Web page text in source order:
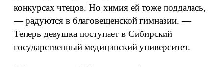
конкурсах чтецов. Но химия ей тоже поддалась,
— радуются в благовещенской гимназии. —
Теперь девушка поступает в Сибирский
государственный медицинский университет.